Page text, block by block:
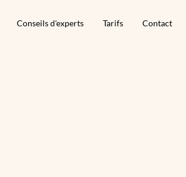
Conseils d'experts Tarifs Contact